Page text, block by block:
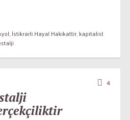
,İstikrarli Hayal Hakikattir,kapitalist
4